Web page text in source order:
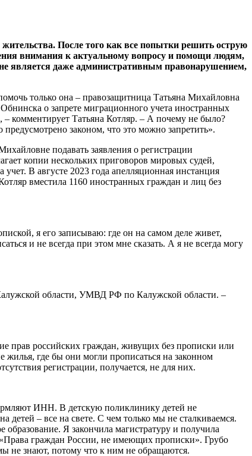
После того как все попытки решить острую
внимания к актуальному вопросу и помощи людям,
является даже административным правонарушением,
только она – правозащитница Татьяна Михайловна
о запрете миграционного учета иностранных
– комментирует Татьяна Котляр. – А почему не было?
законом, что это можно запретить».
подавать заявления о регистрации
копии нескольких приговоров мировых судей,
В августе 2023 года апелляционная инстанция
вместила 1160 иностранных граждан и лиц без
я его записываю: где он на самом деле живет,
и не всегда при этом мне сказать. А я не всегда могу
области, УМВД РФ по Калужской области. –
прав российских граждан, живущих без прописки или
где бы они могли прописаться на законном
регистрации, получается, не для них.
ИНН. В детскую поликлинику детей не
– все на свете. С чем только мы не сталкиваемся.
Я закончила магистратуру и получила
граждан России, не имеющих прописки». Грубо
не знают, потому что к ним не обращаются.